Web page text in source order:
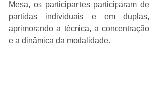
Mesa, os participantes participaram de
partidas individuais e em duplas,
aprimorando a técnica, a concentração
e a dinâmica da modalidade.